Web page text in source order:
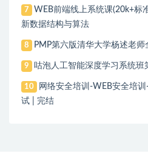
7
WEB前端线上系统课(20k+标
新数据结构与算法
8 PMP第六版清华大学杨述老师
9 咕泡人工智能深度学习系统班
10
网络安全培训-WEB安全培
试 | 完结